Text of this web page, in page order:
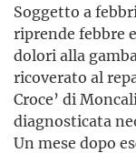
Soggetto a
riprende febbre
dolori alla
ricoverato al
Croce’ di
diagnosticata
Un mese dopo